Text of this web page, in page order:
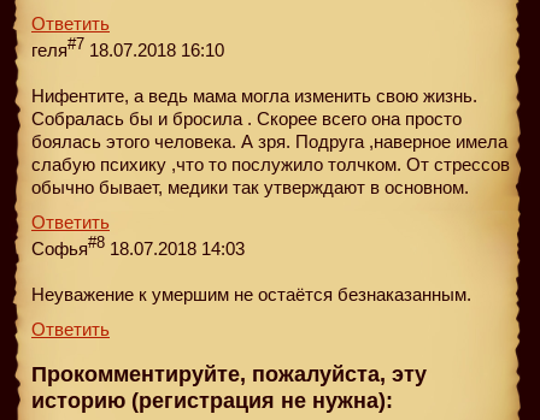
Ответить
геля#7 18.07.2018 16:10
Нифентите, а ведь мама могла изменить свою жизнь.
Собралась бы и бросила . Скорее всего она просто
боялась этого человека. А зря. Подруга ,наверное имела
слабую психику ,что то послужило толчком. От стрессов
обычно бывает, медики так утверждают в основном.
Ответить
Софья#8 18.07.2018 14:03
Неуважение к умершим не остаётся безнаказанным.
Ответить
Прокомментируйте, пожалуйста, эту
историю (регистрация не нужна):